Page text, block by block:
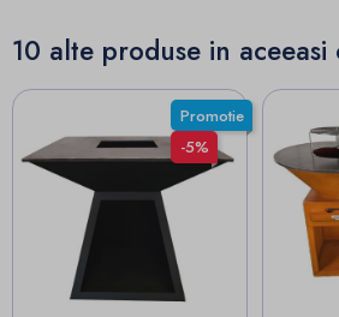
10 alte produse in aceeasi
Promotie
-5%